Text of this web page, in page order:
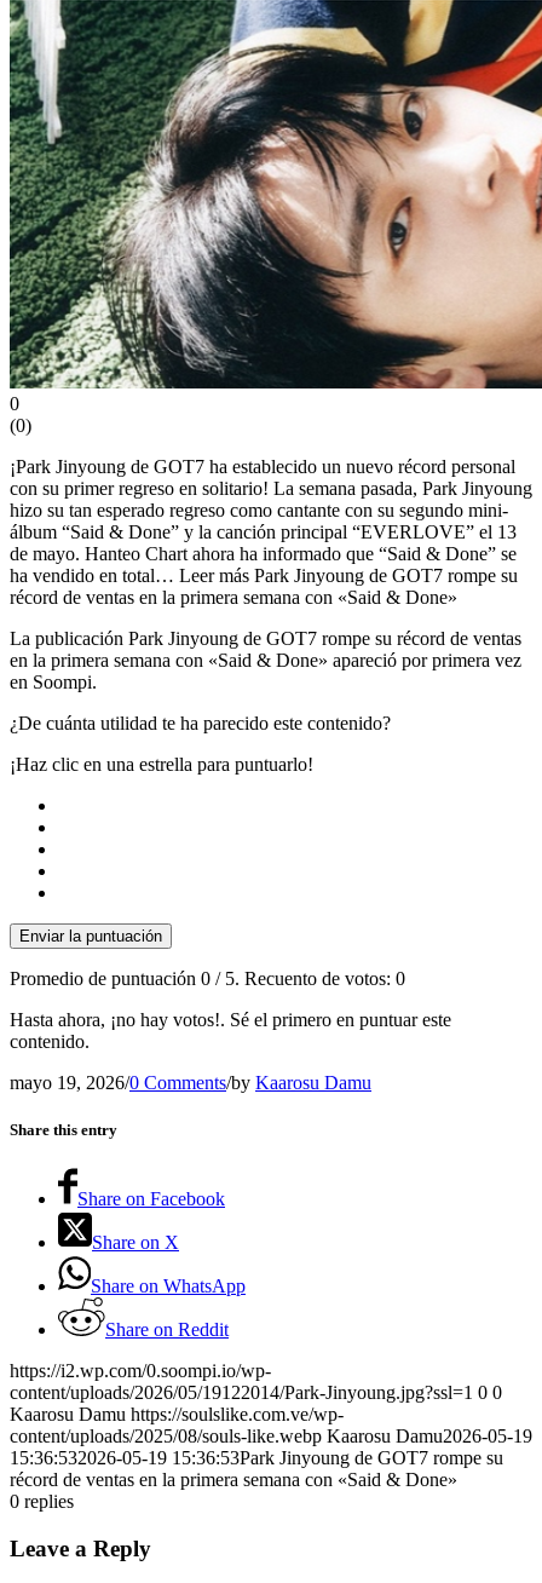
0
(0)
¡Park Jinyoung de GOT7 ha establecido un nuevo récord personal
con su primer regreso en solitario! La semana pasada, Park Jinyoung
hizo su tan esperado regreso como cantante con su segundo mini-
álbum “Said & Done” y la canción principal “EVERLOVE” el 13
de mayo. Hanteo Chart ahora ha informado que “Said & Done” se
ha vendido en total… Leer más Park Jinyoung de GOT7 rompe su
récord de ventas en la primera semana con «Said & Done»
La publicación Park Jinyoung de GOT7 rompe su récord de ventas
en la primera semana con «Said & Done» apareció por primera vez
en Soompi.
¿De cuánta utilidad te ha parecido este contenido?
¡Haz clic en una estrella para puntuarlo!
Enviar la puntuación
Promedio de puntuación 0 / 5. Recuento de votos: 0
Hasta ahora, ¡no hay votos!. Sé el primero en puntuar este
contenido.
mayo 19, 2026/0 Comments/by Kaarosu Damu
Share this entry
Share on Facebook
Share on X
Share on WhatsApp
Share on Reddit
https://i2.wp.com/0.soompi.io/wp-
content/uploads/2026/05/19122014/Park-Jinyoung.jpg?ssl=1 0 0
Kaarosu Damu https://soulslike.com.ve/wp-
content/uploads/2025/08/souls-like.webp Kaarosu Damu2026-05-19
15:36:532026-05-19 15:36:53Park Jinyoung de GOT7 rompe su
récord de ventas en la primera semana con «Said & Done»
0 replies
Leave a Reply